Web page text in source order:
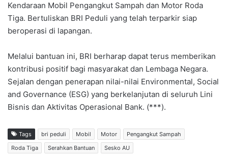
Kendaraan Mobil Pengangkut Sampah dan Motor Roda
Tiga. Bertuliskan BRI Peduli yang telah terparkir siap
beroperasi di lapangan.
​Melalui bantuan ini, BRI berharap dapat terus memberikan
kontribusi positif bagi masyarakat dan Lembaga Negara.
Sejalan dengan penerapan nilai-nilai Environmental, Social
and Governance (ESG) yang berkelanjutan di seluruh Lini
Bisnis dan Aktivitas Operasional Bank. (***).
Tags bri peduli Mobil Motor
Pengangkut Sampah
Roda Tiga
Serahkan Bantuan Sesko AU